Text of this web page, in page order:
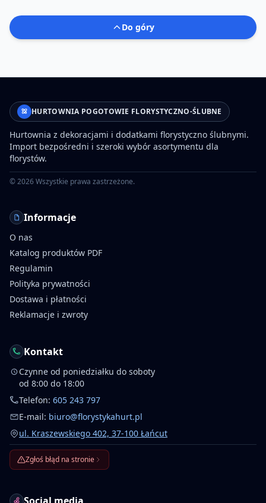
Do góry
HURTOWNIA POGOTOWIE FLORYSTYCZNO-ŚLUBNE
Hurtownia z dekoracjami i dodatkami florystyczno ślubnymi.
Import bezpośredni i szeroki wybór asortymentu dla
florystów.
©2026Wszystkie prawa zastrzeżone.
Informacje
O nas
Katalog produktów PDF
Regulamin
Polityka prywatności
Dostawa i płatności
Reklamacje i zwroty
Kontakt
Czynne od poniedziałku do soboty
od 8:00 do 18:00
Telefon: 605 243 797
E-mail: biuro@florystykahurt.pl
ul. Kraszewskiego 402, 37-100 Łańcut
Zgłoś błąd na stronie